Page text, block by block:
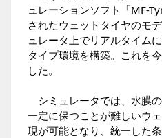
ュレーションソフト「MF-
されたウェットタイヤのモ
ュレータ上でリアルタイム
タイプ環境を構築。これを
した。
シミュレータでは、水膜
一定に保つことが難しいウ
現が可能となり、統一した